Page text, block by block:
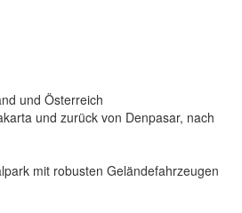
und Österreich
und zurück von Denpasar, nach
mit robusten Geländefahrzeugen